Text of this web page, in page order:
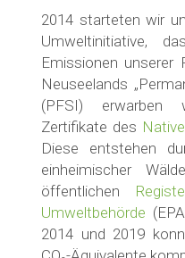
2014 starteten wir
Umweltinitiative,
Emissionen unserer
Neuseelands
(PFSI) erwarben
Zertifikate des
Diese entstehen
einheimischer
öffentlichen
Umweltbehörde
2014 und 2019